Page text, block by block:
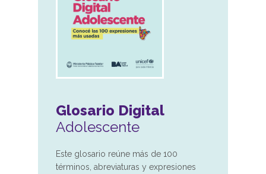
Glosario Digital
Adolescente
Este glosario reúne más de 100
términos, abreviaturas y expresiones